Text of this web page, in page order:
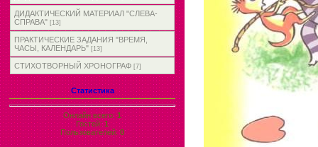
ДИДАКТИЧЕСКИЙ МАТЕРИАЛ "СЛЕВА-
СПРАВА" [13]
ПРАКТИЧЕСКИЕ ЗАДАНИЯ "ВРЕМЯ,
ЧАСЫ, КАЛЕНДАРЬ" [13]
СТИХОТВОРНЫЙ ХРОНОГРАФ [7]
Статистика
Онлайн всего:1
Гостей:1
Пользователей:0